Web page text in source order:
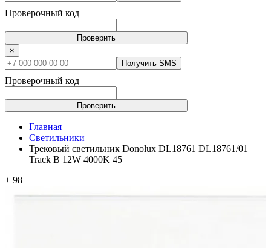
Проверочный код
Проверить
×
Получить SMS
Проверочный код
Проверить
Главная
Светильники
Трековый светильник Donolux DL18761 DL18761/01
Track B 12W 4000K 45
+ 98